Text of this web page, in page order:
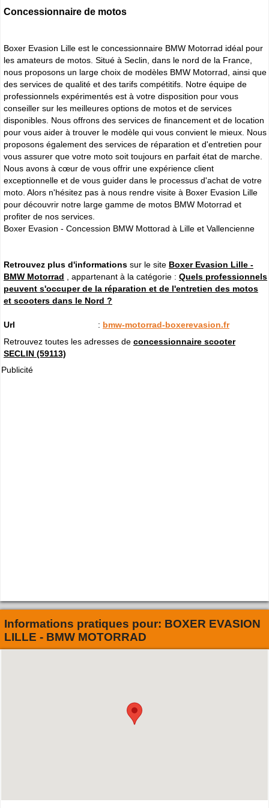
Concessionnaire de motos
Boxer Evasion Lille est le concessionnaire BMW Motorrad idéal pour
les amateurs de motos. Situé à Seclin, dans le nord de la France,
nous proposons un large choix de modèles BMW Motorrad, ainsi que
des services de qualité et des tarifs compétitifs. Notre équipe de
professionnels expérimentés est à votre disposition pour vous
conseiller sur les meilleures options de motos et de services
disponibles. Nous offrons des services de financement et de location
pour vous aider à trouver le modèle qui vous convient le mieux. Nous
proposons également des services de réparation et d'entretien pour
vous assurer que votre moto soit toujours en parfait état de marche.
Nous avons à cœur de vous offrir une expérience client
exceptionnelle et de vous guider dans le processus d'achat de votre
moto. Alors n'hésitez pas à nous rendre visite à Boxer Evasion Lille
pour découvrir notre large gamme de motos BMW Motorrad et
profiter de nos services.
Boxer Evasion - Concession BMW Mottorad à Lille et Vallencienne
Retrouvez plus d'informations sur le site Boxer Evasion Lille -
BMW Motorrad , appartenant à la catégorie : Quels professionnels
peuvent s'occuper de la réparation et de l'entretien des motos
et scooters dans le Nord ?
Url : bmw-motorrad-boxerevasion.fr
Retrouvez toutes les adresses de concessionnaire scooter
SECLIN (59113)
Publicité
Informations pratiques pour: BOXER EVASION
LILLE - BMW MOTORRAD